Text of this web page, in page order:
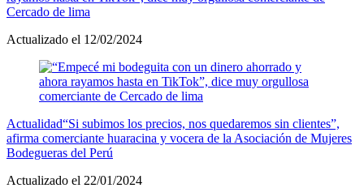
Cercado de lima
Actualizado el 12/02/2024
Actualidad“Si subimos los precios, nos quedaremos sin clientes”,
afirma comerciante huaracina y vocera de la Asociación de Mujeres
Bodegueras del Perú
Actualizado el 22/01/2024